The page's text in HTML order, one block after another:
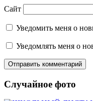
Сайт
Уведомить меня о
Уведомлять меня о
Случайное фото